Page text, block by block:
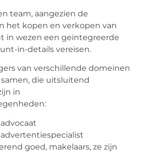
team, aangezien de
het kopen en verkopen van
in wezen een geïntegreerde
in-details vereisen.
van verschillende domeinen
die uitsluitend
in
goed, makelaars, ze zijn